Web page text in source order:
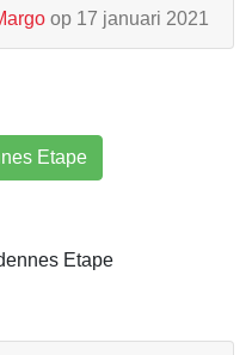
op 17 januari 2021
Etape
Etape